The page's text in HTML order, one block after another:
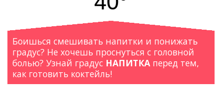
Боишься смешивать напитки и понижать
градус? Не хочешь проснуться с головной
болью? Узнай градус НАПИТКА перед тем,
как готовить коктейль!